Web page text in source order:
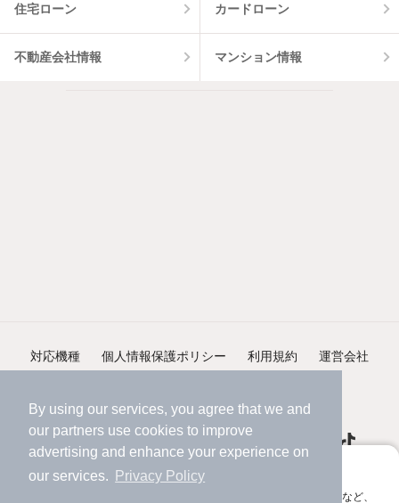
By using our services, you agree that we and
our partners use cookies to improve
advertising and enhance your experience on
our services.
Privacy Policy
アプリに切り替えて、サクサクお部屋探し
会員登録なしですぐ使える。マップ検索やお気に入り保存など、
住宅ローン カードローン
不動産会社情報 マンション情報
対応機種 個人情報保護ポリシー 利用規約 運営会社